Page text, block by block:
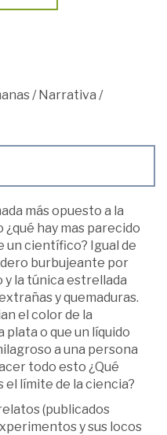
/Narrativa /
más opuesto a la
hay mas parecido
un científico? Igual de
burbujeante por
y la túnica estrellada
y quemaduras.
el color de la
o que un líquido
a una persona
todo esto ¿Qué
el límite de la ciencia?
(publicados
y sus locos